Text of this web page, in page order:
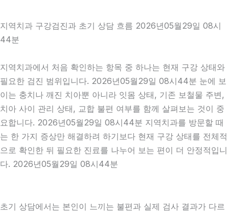
지역치과 구강검진과 초기 상담 흐름 2026년05월29일 08시
44분
지역치과에서 처음 확인하는 항목 중 하나는 현재 구강 상태와
필요한 검진 범위입니다. 2026년05월29일 08시44분 눈에 보
이는 충치나 깨진 치아뿐 아니라 잇몸 상태, 기존 보철물 주변,
치아 사이 관리 상태, 교합 불편 여부를 함께 살펴보는 것이 중
요합니다. 2026년05월29일 08시44분 지역치과를 방문할 때
는 한 가지 증상만 해결하려 하기보다 현재 구강 상태를 전체적
으로 확인한 뒤 필요한 진료를 나누어 보는 편이 더 안정적입니
다. 2026년05월29일 08시44분
초기 상담에서는 본인이 느끼는 불편과 실제 검사 결과가 다르